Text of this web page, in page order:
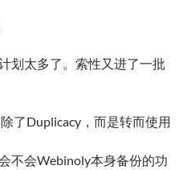
划太多了。索性又进了一批
了Duplicacy，而是转而使用
不会Webinoly本身备份的功